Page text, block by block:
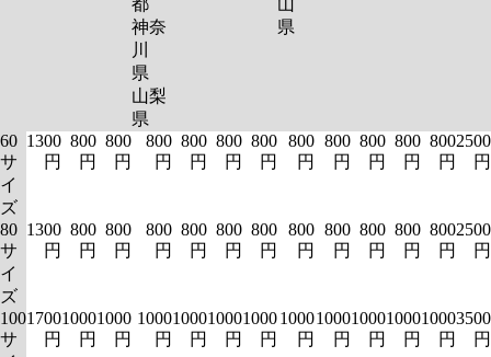
都
神奈
川
県
山梨
県
県
60
サ
イ
ズ
1300
円
800
円
800
円
800
円
800
円
800
円
800
円
800
円
800
円
800
円
800
円
800
円
2500
円
80
サ
イ
ズ
1300
円
800
円
800
円
800
円
800
円
800
円
800
円
800
円
800
円
800
円
800
円
800
円
2500
円
100
サ
1700
円
1000
円
1000
円
1000
円
1000
円
1000
円
1000
円
1000
円
1000
円
1000
円
1000
円
1000
円
3500
円